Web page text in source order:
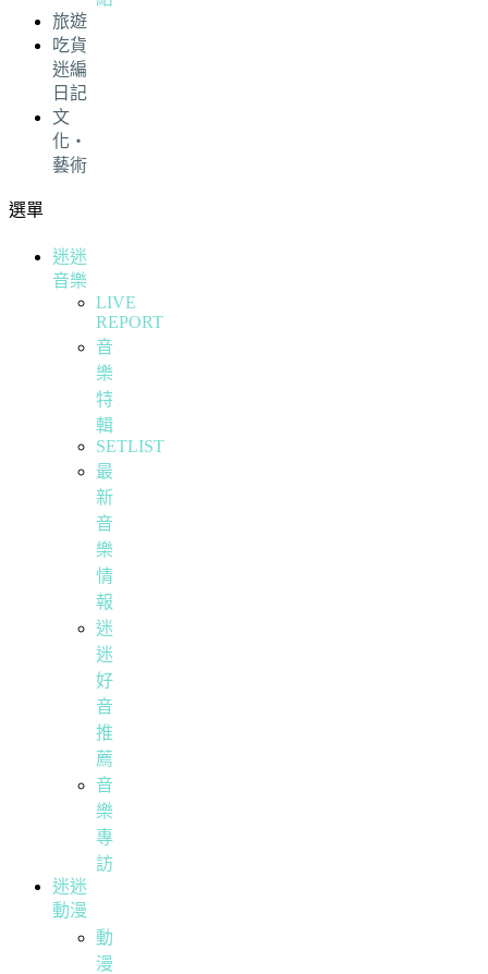
旅遊
吃貨
迷編
日記
文
化・
藝術
選單
迷迷
音樂
LIVE
REPORT
音
樂
特
輯
SETLIST
最
新
音
樂
情
報
迷
迷
好
音
推
薦
音
樂
專
訪
迷迷
動漫
動
漫